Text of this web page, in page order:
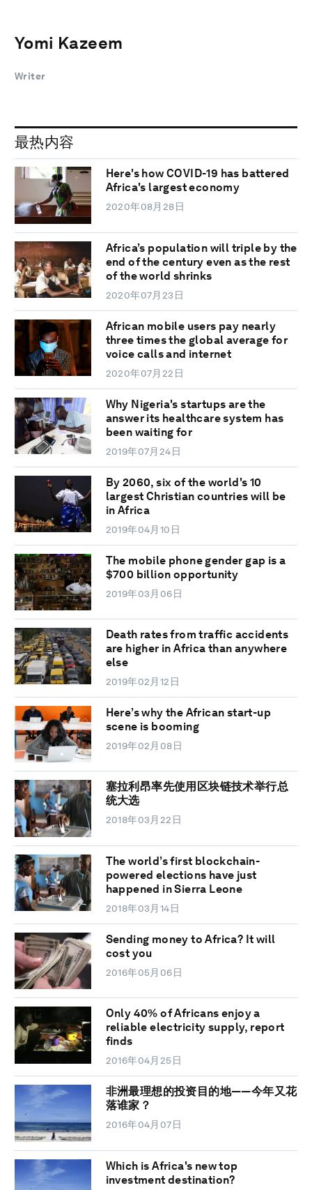
Yomi Kazeem
Writer
最热内容
Here's how COVID-19 has battered
Africa's largest economy
2020年08月28日
Africa’s population will triple by the
end of the century even as the rest
of the world shrinks
2020年07月23日
African mobile users pay nearly
three times the global average for
voice calls and internet
2020年07月22日
Why Nigeria's startups are the
answer its healthcare system has
been waiting for
2019年07月24日
By 2060, six of the world's 10
largest Christian countries will be
in Africa
2019年04月10日
The mobile phone gender gap is a
$700 billion opportunity
2019年03月06日
Death rates from traffic accidents
are higher in Africa than anywhere
else
2019年02月12日
Here’s why the African start-up
scene is booming
2019年02月08日
塞拉利昂率先使用区块链技术举行总
统大选
2018年03月22日
The world’s first blockchain-
powered elections have just
happened in Sierra Leone
2018年03月14日
Sending money to Africa? It will
cost you
2016年05月06日
Only 40% of Africans enjoy a
reliable electricity supply, report
finds
2016年04月25日
非洲最理想的投资目的地——今年又花
落谁家？
2016年04月07日
Which is Africa's new top
investment destination?